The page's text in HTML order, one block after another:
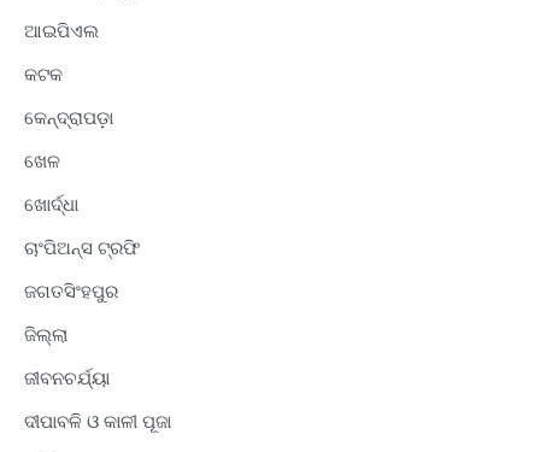
ଆଇପିଏଲ
କଟକ
କେନ୍ଦ୍ରାପଡ଼ା
ଖେଳ
ଖୋର୍ଦ୍ଧା
ଚାଂପିଅନ୍ସ ଟ୍ରଫି
ଜଗତସିଂହପୁର
ଜିଲ୍ଲା
ଜୀବନଚର୍ଯ୍ୟା
ଦୀପାବଳି ଓ କାଳୀ ପୂଜା